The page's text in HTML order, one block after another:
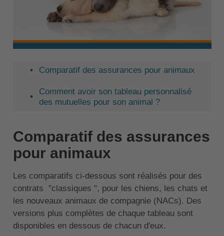
Comparatif des assurances pour animaux
Comment avoir son tableau personnalisé
des mutuelles pour son animal ?
Comparatif des assurances
pour animaux
Les comparatifs ci-dessous sont réalisés pour des
contrats "classiques ", pour les chiens, les chats et
les nouveaux animaux de compagnie (NACs). Des
versions plus complètes de chaque tableau sont
disponibles en dessous de chacun d'eux.